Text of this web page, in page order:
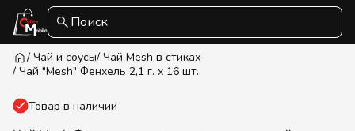
Поиск
/ Чай и соусы/ Чай Mesh в стиках
/ Чай "Mesh" Фенхель 2,1 г. х 16 шт.
Товар в наличии